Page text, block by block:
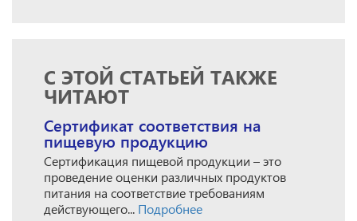
С ЭТОЙ СТАТЬЕЙ ТАКЖЕ
ЧИТАЮТ
Сертификат соответствия на
пищевую продукцию
Сертификация пищевой продукции – это
проведение оценки различных продуктов
питания на соответствие требованиям
действующего... Подробнее